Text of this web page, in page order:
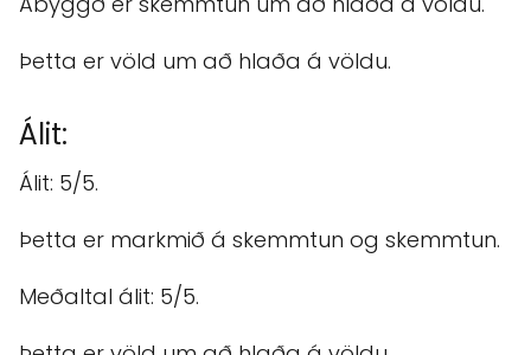
Þetta er völd um að hlaða á völdu.
Álit:
Álit: 5/5.
Þetta er markmið á skemmtun og skemmtun.
Meðaltal álit: 5/5.